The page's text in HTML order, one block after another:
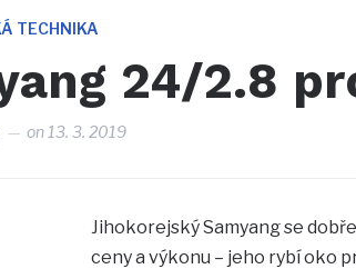
TECHNIKA
24/2.8
on 13. 3. 2019
Jihokorejský Samyang se
ceny a výkonu – jeho rybí oko